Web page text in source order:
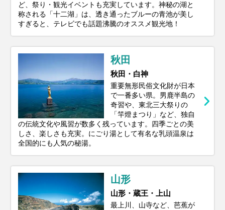
ど、祭り・観光イベントも充実しています。神秘の湖と
称される「十二湖」は、透き通ったブルーの青池が美し
すぎると、テレビでも話題沸騰のオススメ観光地！
秋田
秋田・白神
重要無形民俗文化財が日本
で一番多い県。男鹿半島の
奇習や、東北三大祭りの
「竿燈まつり」など、独自
の伝統文化や風習が数多く残っています。四季ごとの美
しさ、楽しさも充実。にごり湯として有名な乳頭温泉は
全国的にも人気の秘湯。
山形
山形・蔵王・上山
最上川、山寺など、芭蕉が